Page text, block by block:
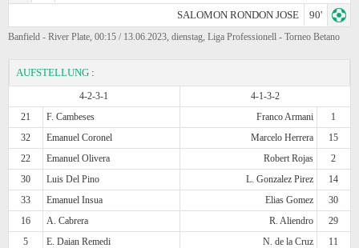
SALOMON RONDON JOSE 90'
Banfield - River Plate, 00:15 / 13.06.2023, dienstag, Liga Professionell - Torneo Betano
AUFSTELLUNG :
4-2-3-1
4-1-3-2
21
F. Cambeses Franco Armani
1
32
Emanuel Coronel Marcelo Herrera
15
22
Emanuel Olivera Robert Rojas
2
30
Luis Del Pino L. Gonzalez Pirez
14
33
Emanuel Insua Elias Gomez
30
16
A. Cabrera R. Aliendro
29
5
E. Daian Remedi N. de la Cruz
11